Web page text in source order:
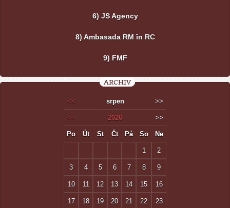
6) JS Agency
8) Ambasada RM în RC
9) FMF
ARCHIV
<< srpen >>
<< 2026 >>
Po Út St Čt Pá So Ne
1 2
3 4 5 6 7 8 9
10 11 12 13 14 15 16
17 18 19 20 21 22 23